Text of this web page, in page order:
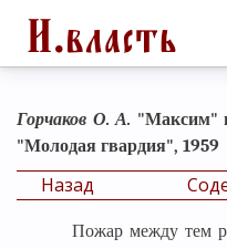
Горчаков О. А. "Максим"
"Молодая гвардия", 1959
Назад
Пожар между тем